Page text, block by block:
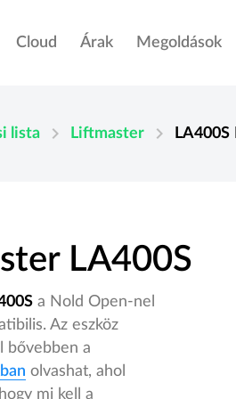
Cloud Árak Megoldások
lista chevron_right Liftmaster chevron_right LA400S
LA400S
a Nold Open-nel
Az eszköz
bővebben a
olvashat, ahol
mi kell a